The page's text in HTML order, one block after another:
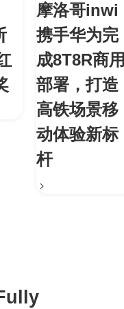
摩洛哥inwi
携手华为完
成8T8R商
部署，打造
高铁场景移
动体验新标
杆